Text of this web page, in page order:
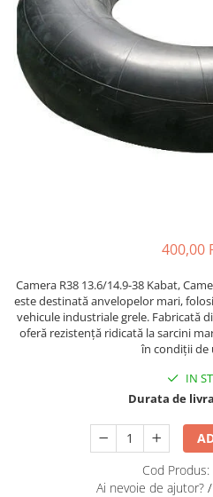
Etrieri
https://www.doctortrotineta.ro/
Stop trotineta
Faruri
https://www.doctortrotineta.ro/
400,00
Camera R38 13.6/14.9-38 Kabat,
este destinată anvelopelor mari,
vehicule industriale grele. Fabricată
oferă rezistență ridicată la sarcini
în condiții de
IN
Durata de
Cod Produs:
Ai nevoie de ajutor? /